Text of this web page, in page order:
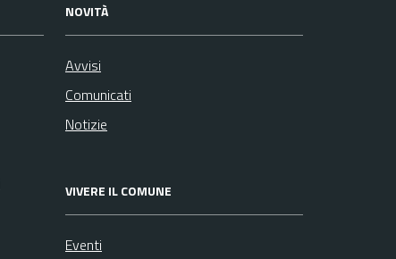
NOVITÀ
Avvisi
Comunicati
Notizie
VIVERE IL COMUNE
Eventi